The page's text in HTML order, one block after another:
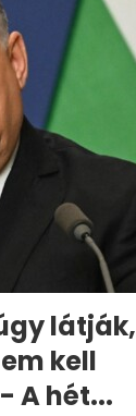
látják,
kell
A hét...